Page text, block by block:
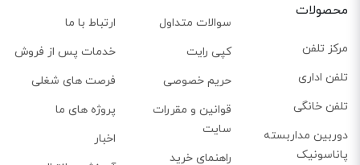
محصولات
مرکز تلفن
تلفن اداری
تلفن خانگی
دوربین مداربسته
پاناسونیک
سوالات متداول
کپی رایت
حریم خصوصی
قوانین و مقررات
سایت
راهنمای خرید
ارتباط با ما
خدمات پس از فروش
فرصت های شغلی
پروژه های ما
اخبار